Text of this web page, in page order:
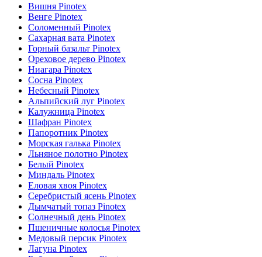
Вишня Pinotex
Венге Pinotex
Соломенный Pinotex
Сахарная вата Pinotex
Горный базальт Pinotex
Ореховое дерево Pinotex
Ниагара Pinotex
Сосна Pinotex
Небесный Pinotex
Альпийский луг Pinotex
Калужница Pinotex
Шафран Pinotex
Папоротник Pinotex
Морская галька Pinotex
Льняное полотно Pinotex
Белый Pinotex
Миндаль Pinotex
Еловая хвоя Pinotex
Серебристый ясень Pinotex
Дымчатый топаз Pinotex
Солнечный день Pinotex
Пшеничные колосья Pinotex
Медовый персик Pinotex
Лагуна Pinotex